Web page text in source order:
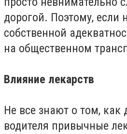
дорогой. Поэтому, если
собственной
на общественном
Влияние лекарств
Не все знают о том, как
водителя привычные